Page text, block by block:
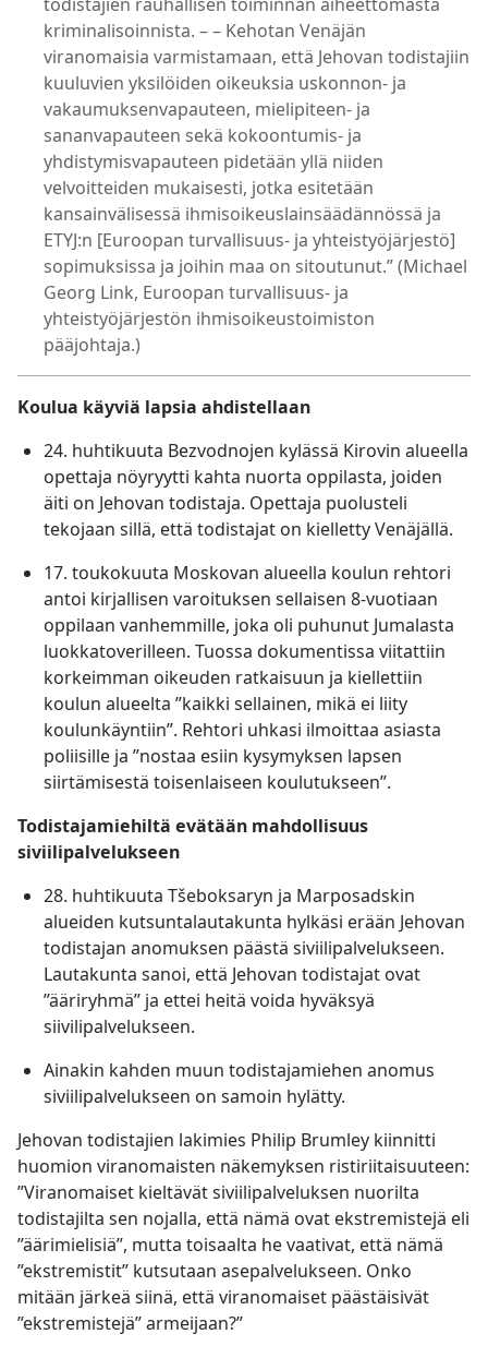
kriminalisoinnista. – – Kehotan Venäjän
viranomaisia varmistamaan, että Jehovan todistajiin
kuuluvien yksilöiden oikeuksia uskonnon- ja
vakaumuksenvapauteen, mielipiteen- ja
sananvapauteen sekä kokoontumis- ja
yhdistymisvapauteen pidetään yllä niiden
velvoitteiden mukaisesti, jotka esitetään
kansainvälisessä ihmisoikeuslainsäädännössä ja
ETYJ:n [Euroopan turvallisuus- ja yhteistyöjärjestö]
sopimuksissa ja joihin maa on sitoutunut.” (Michael
Georg Link, Euroopan turvallisuus- ja
yhteistyöjärjestön ihmisoikeustoimiston
pääjohtaja.)
Koulua käyviä lapsia ahdistellaan
24. huhtikuuta Bezvodnojen kylässä Kirovin alueella
opettaja nöyryytti kahta nuorta oppilasta, joiden
äiti on Jehovan todistaja. Opettaja puolusteli
tekojaan sillä, että todistajat on kielletty Venäjällä.
17. toukokuuta Moskovan alueella koulun rehtori
antoi kirjallisen varoituksen sellaisen 8-vuotiaan
oppilaan vanhemmille, joka oli puhunut Jumalasta
luokkatoverilleen. Tuossa dokumentissa viitattiin
korkeimman oikeuden ratkaisuun ja kiellettiin
koulun alueelta ”kaikki sellainen, mikä ei liity
koulunkäyntiin”. Rehtori uhkasi ilmoittaa asiasta
poliisille ja ”nostaa esiin kysymyksen lapsen
siirtämisestä toisenlaiseen koulutukseen”.
Todistajamiehiltä evätään mahdollisuus
siviilipalvelukseen
28. huhtikuuta Tšeboksaryn ja Marposadskin
alueiden kutsuntalautakunta hylkäsi erään Jehovan
todistajan anomuksen päästä siviilipalvelukseen.
Lautakunta sanoi, että Jehovan todistajat ovat
”ääriryhmä” ja ettei heitä voida hyväksyä
siivilipalvelukseen.
Ainakin kahden muun todistajamiehen anomus
siviilipalvelukseen on samoin hylätty.
Jehovan todistajien lakimies Philip Brumley kiinnitti
huomion viranomaisten näkemyksen ristiriitaisuuteen:
”Viranomaiset kieltävät siviilipalveluksen nuorilta
todistajilta sen nojalla, että nämä ovat ekstremistejä eli
”äärimielisiä”, mutta toisaalta he vaativat, että nämä
”ekstremistit” kutsutaan asepalvelukseen. Onko
mitään järkeä siinä, että viranomaiset päästäisivät
”ekstremistejä” armeijaan?”